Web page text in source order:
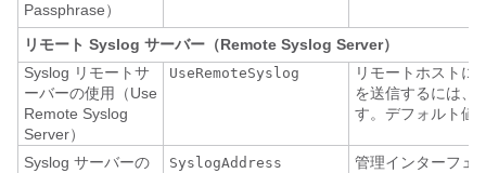
Passphrase）
リモート Syslog サーバー（Remote Syslog Server）
Syslog リモートサ
ーバーの使用（Use
Remote Syslog
Server）
UseRemoteSyslog
リモートホストに
を送信するには、
す。デフォルト値
Syslog サーバーの
SyslogAddress
管理インターフェ